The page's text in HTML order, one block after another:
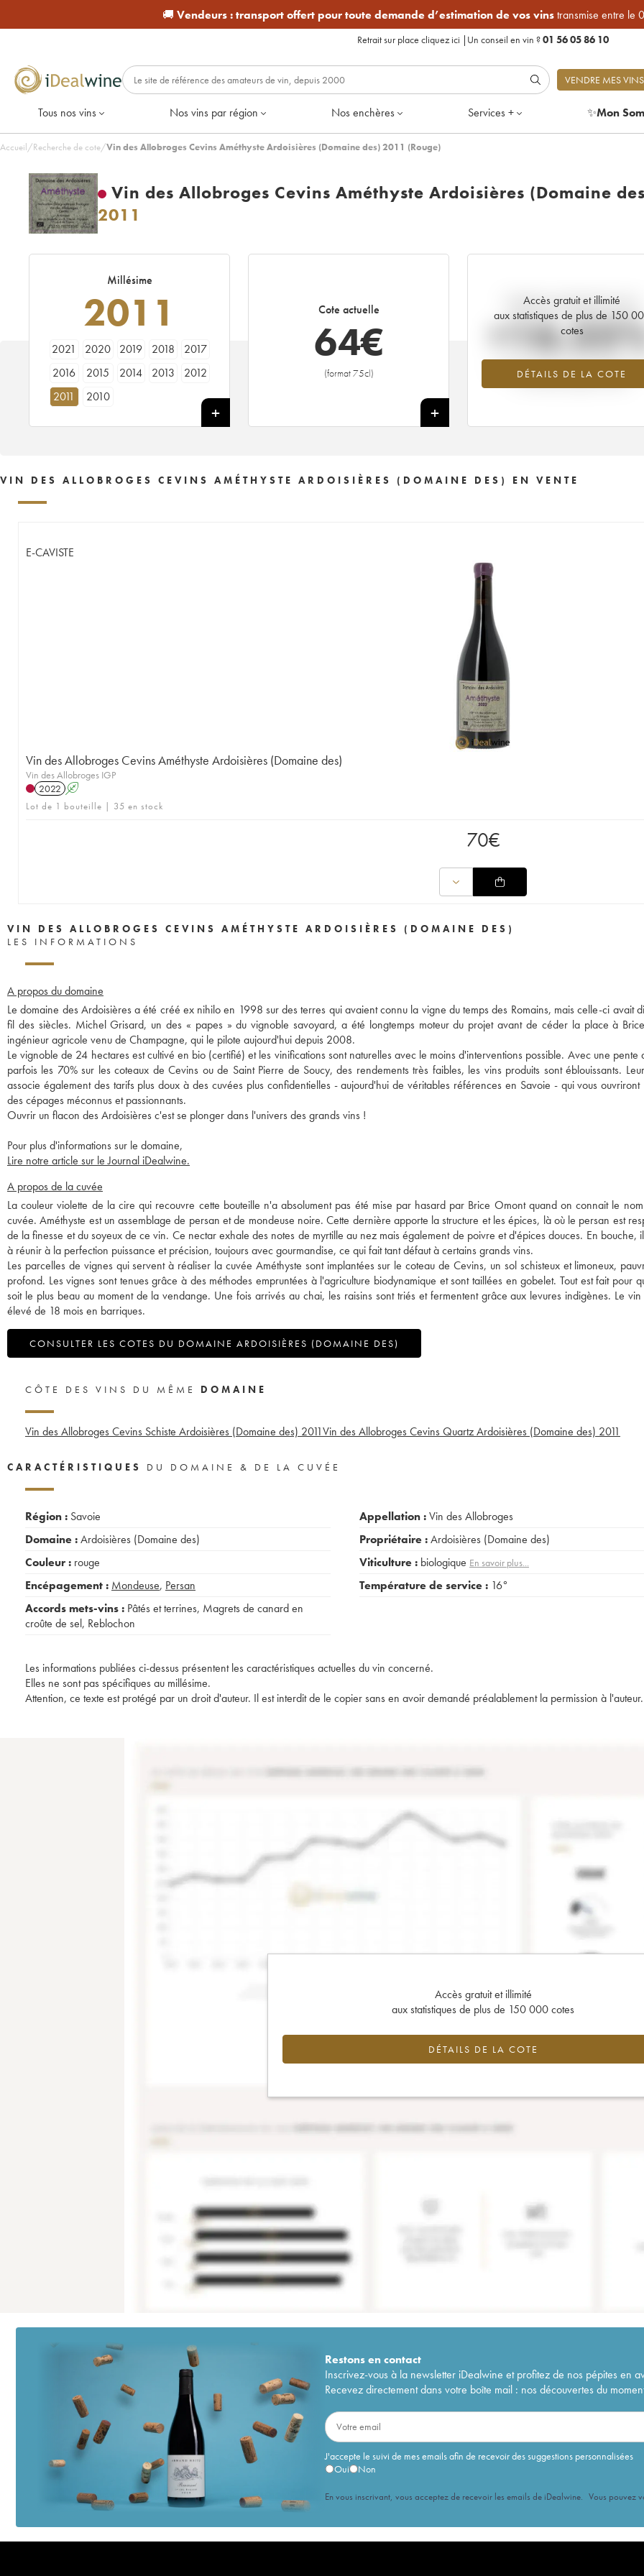
🚚 Vendeurs :transport offert pour toute demande d’estimation de vos vinstransmise entre le
Retrait sur place cliquez ici | Un conseil en vin ?01 56 05 86 10
VENDRE MES VINS
Tous nos vins Nos vins par région Nos enchères Services + ✨Mon
Accueil/Recherche de cote/Vin des Allobroges Cevins Améthyste Ardoisières (Domaine des) 2011 (Rouge)
Vin des Allobroges Cevins Améthyste Ardoisières (Domaine
2011
Millésime
2011
2021 2020 2019 2018
2017
2016
2015 2014 2013
2012
2011
2010
Cote actuelle
64€
(format 75cl)
+
Accès gratuit et illimité
aux statistiques de plus de 150
cotes
DÉTAILS DE LA COTE
Tendance actuelle de la cote
Tendance à la hausse du millésime
en 2026 par rapport à 2025
VIN DES ALLOBROGES CEVINS AMÉTHYSTE ARDOISIÈRES (DOMAINE DES) EN VENTE
E-CAVISTE
Vin des Allobroges Cevins Améthyste Ardoisières (Domaine des)
Vin des Allobroges IGP
2022 A
Lot de 1 bouteille | 35 en stock
70€
VIN DES ALLOBROGES CEVINS AMÉTHYSTE ARDOISIÈRES (DOMAINE DES)
LES INFORMATIONS
A propos du domaine
Le domaine des Ardoisières a été créé ex nihilo en 1998 sur des terres qui avaient connu la vigne du temps des Romains, mais celle-ci avait
fil des siècles. Michel Grisard, un des « papes » du vignoble savoyard, a été longtemps moteur du projet avant de céder la place à
ingénieur agricole venu de Champagne, qui le pilote aujourd'hui depuis 2008.
Le vignoble de 24 hectares est cultivé en bio (certifié) et les vinifications sont naturelles avec le moins d'interventions possible. Avec une pente
parfois les 70% sur les coteaux de Cevins ou de Saint Pierre de Soucy, des rendements très faibles, les vins produits sont éblouissants.
associe également des tarifs plus doux à des cuvées plus confidentielles - aujourd'hui de véritables références en Savoie - qui vous
des cépages méconnus et passionnants.
Ouvrir un flacon des Ardoisières c'est se plonger dans l'univers des grands vins !
Pour plus d'informations sur le domaine,
Lire notre article sur le Journal iDealwine.
A propos de la cuvée
La couleur violette de la cire qui recouvre cette bouteille n'a absolument pas été mise par hasard par Brice Omont quand on connait le
cuvée. Améthyste est un assemblage de persan et de mondeuse noire. Cette dernière apporte la structure et les épices, là où le persan est
de la finesse et du soyeux de ce vin. Ce nectar exhale des notes de myrtille au nez mais également de poivre et d'épices douces. En bouche,
à réunir à la perfection puissance et précision, toujours avec gourmandise, ce qui fait tant défaut à certains grands vins.
Les parcelles de vignes qui servent à réaliser la cuvée Améthyste sont implantées sur le coteau de Cevins, un sol schisteux et limoneux,
profond. Les vignes sont tenues grâce à des méthodes empruntées à l'agriculture biodynamique et sont taillées en gobelet. Tout est fait pour
soit le plus beau au moment de la vendange. Une fois arrivés au chai, les raisins sont triés et fermentent grâce aux levures indigènes. Le
élevé de 18 mois en barriques.
CONSULTER LES COTES DU DOMAINE ARDOISIÈRES (DOMAINE DES)
CÔTE DES VINS DU MÊME DOMAINE
Vin des Allobroges Cevins Schiste Ardoisières (Domaine des) 2011Vin des Allobroges Cevins Quartz Ardoisières (Domaine des) 2011
CARACTÉRISTIQUES DU DOMAINE & DE LA CUVÉE
Région : Savoie
Domaine :Ardoisières (Domaine des)
Couleur : rouge
Encépagement : Mondeuse, Persan
Accords mets-vins : Pâtés et terrines, Magrets de canard en
croûte de sel, Reblochon
Appellation :Vin des Allobroges
Propriétaire :Ardoisières (Domaine des)
Viticulture : biologique En savoir plus...
Température de service : 16°
Les informations publiées ci-dessus présentent les caractéristiques actuelles du vin concerné.
Elles ne sont pas spécifiques au millésime.
Attention, ce texte est protégé par un droit d'auteur. Il est interdit de le copier sans en avoir demandé préalablement la permission à l'auteur.
Accès gratuit et illimité
aux statistiques de plus de 150 000 cotes
DÉTAILS DE LA COTE
Restons encontact
Inscrivez-vous à la newsletter iDealwine et profitez de nos pépites en
Recevez directement dans votre boîte mail : nos découvertes du
J'accepte le suivi de mes emails afin de recevoir des suggestions personnalisées
Oui
Non
En vous inscrivant, vous acceptez de recevoir les emails de iDealwine. Vous pouvez